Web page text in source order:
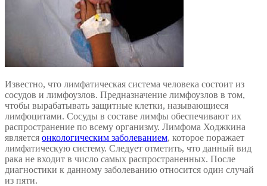
Известно, что лимфатическая система человека состоит из
сосудов и лимфоузлов. Предназначение лимфоузлов в том,
чтобы вырабатывать защитные клетки, называющиеся
лимфоцитами. Сосуды в составе лимфы обеспечивают их
распространение по всему организму. Лимфома Ходжкина
является онкологическим заболеванием, которое поражает
лимфатическую систему. Следует отметить, что данный вид
рака не входит в число самых распространенных. После
диагностики к данному заболеванию относится один случай
из пяти.